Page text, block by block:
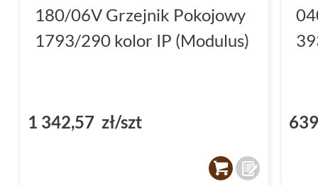
180/06V Grzejnik Pokojowy
1793/290 kolor IP (Modulus)
1 342,57 zł/szt